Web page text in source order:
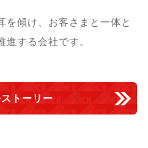
を傾け、お客さまと一体と
進する会社です。
トーリー